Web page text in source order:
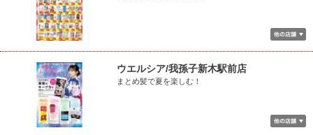
ウエルシア/我孫子新木駅前店
まとめ髪で夏を楽しむ！